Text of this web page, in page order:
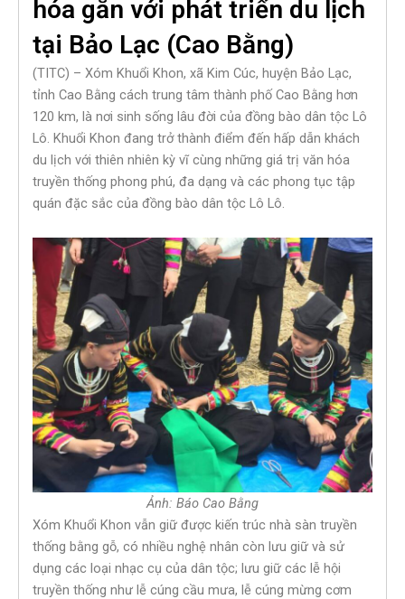
hóa gắn với phát triển du lịch
tại Bảo Lạc (Cao Bằng)
(TITC) – Xóm Khuổi Khon, xã Kim Cúc, huyện Bảo Lạc,
tỉnh Cao Bằng cách trung tâm thành phố Cao Bằng hơn
120 km, là nơi sinh sống lâu đời của đồng bào dân tộc Lô
Lô. Khuổi Khon đang trở thành điểm đến hấp dẫn khách
du lịch với thiên nhiên kỳ vĩ cùng những giá trị văn hóa
truyền thống phong phú, đa dạng và các phong tục tập
quán đặc sắc của đồng bào dân tộc Lô Lô.
Ảnh: Báo Cao Bằng
Xóm Khuổi Khon vẫn giữ được kiến trúc nhà sàn truyền
thống bằng gỗ, có nhiều nghệ nhân còn lưu giữ và sử
dụng các loại nhạc cụ của dân tộc; lưu giữ các lễ hội
truyền thống như lễ cúng cầu mưa, lễ cúng mừng cơm